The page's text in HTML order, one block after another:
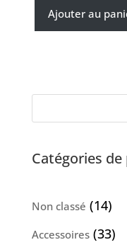
Ajouter au
Catégories
Non classé 1414
Accessoires 3333